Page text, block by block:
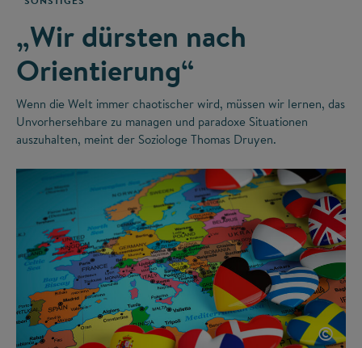
„Wir dürsten nach
Orientierung“
Wenn die Welt immer chaotischer wird, müssen wir lernen, das
Unvorhersehbare zu managen und paradoxe Situationen
auszuhalten, meint der Soziologe Thomas Druyen.
©